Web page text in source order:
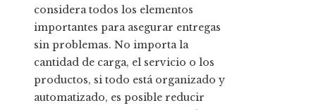
considera todos los elementos
importantes para asegurar entregas
sin problemas. No importa la
cantidad de carga, el servicio o los
productos, si todo está organizado y
automatizado, es posible reducir